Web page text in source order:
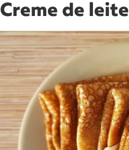
Creme de leite